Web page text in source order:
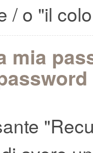
/ o "il
mia